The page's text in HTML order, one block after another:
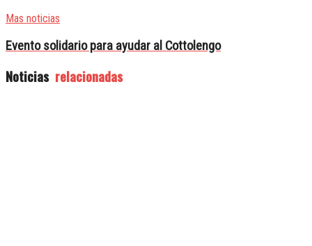
Mas noticias
Evento solidario para ayudar al Cottolengo
Noticias relacionadas